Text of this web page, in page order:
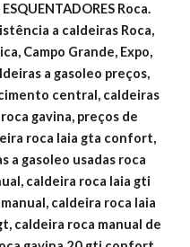
Roca.
a caldeiras Roca,
Campo Grande, Expo,
a gasoleo preços,
central, caldeiras
gavina, preços de
roca laia gta confort,
a gasoleo usadas roca
caldeira roca laia gti
caldeira roca laia
caldeira roca manual de